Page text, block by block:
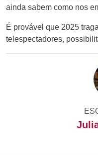
ainda sabem como nos
É provável que 2025
telespectadores,